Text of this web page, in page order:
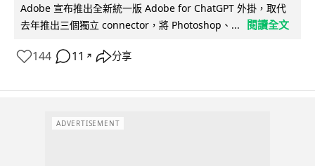
Adobe 宣布推出全新統一版 Adobe for ChatGPT 外掛，取代
去年推出三個獨立 connector，將 Photoshop、...
閱讀全文
144 11 ↗ 分享
ADVERTISEMENT